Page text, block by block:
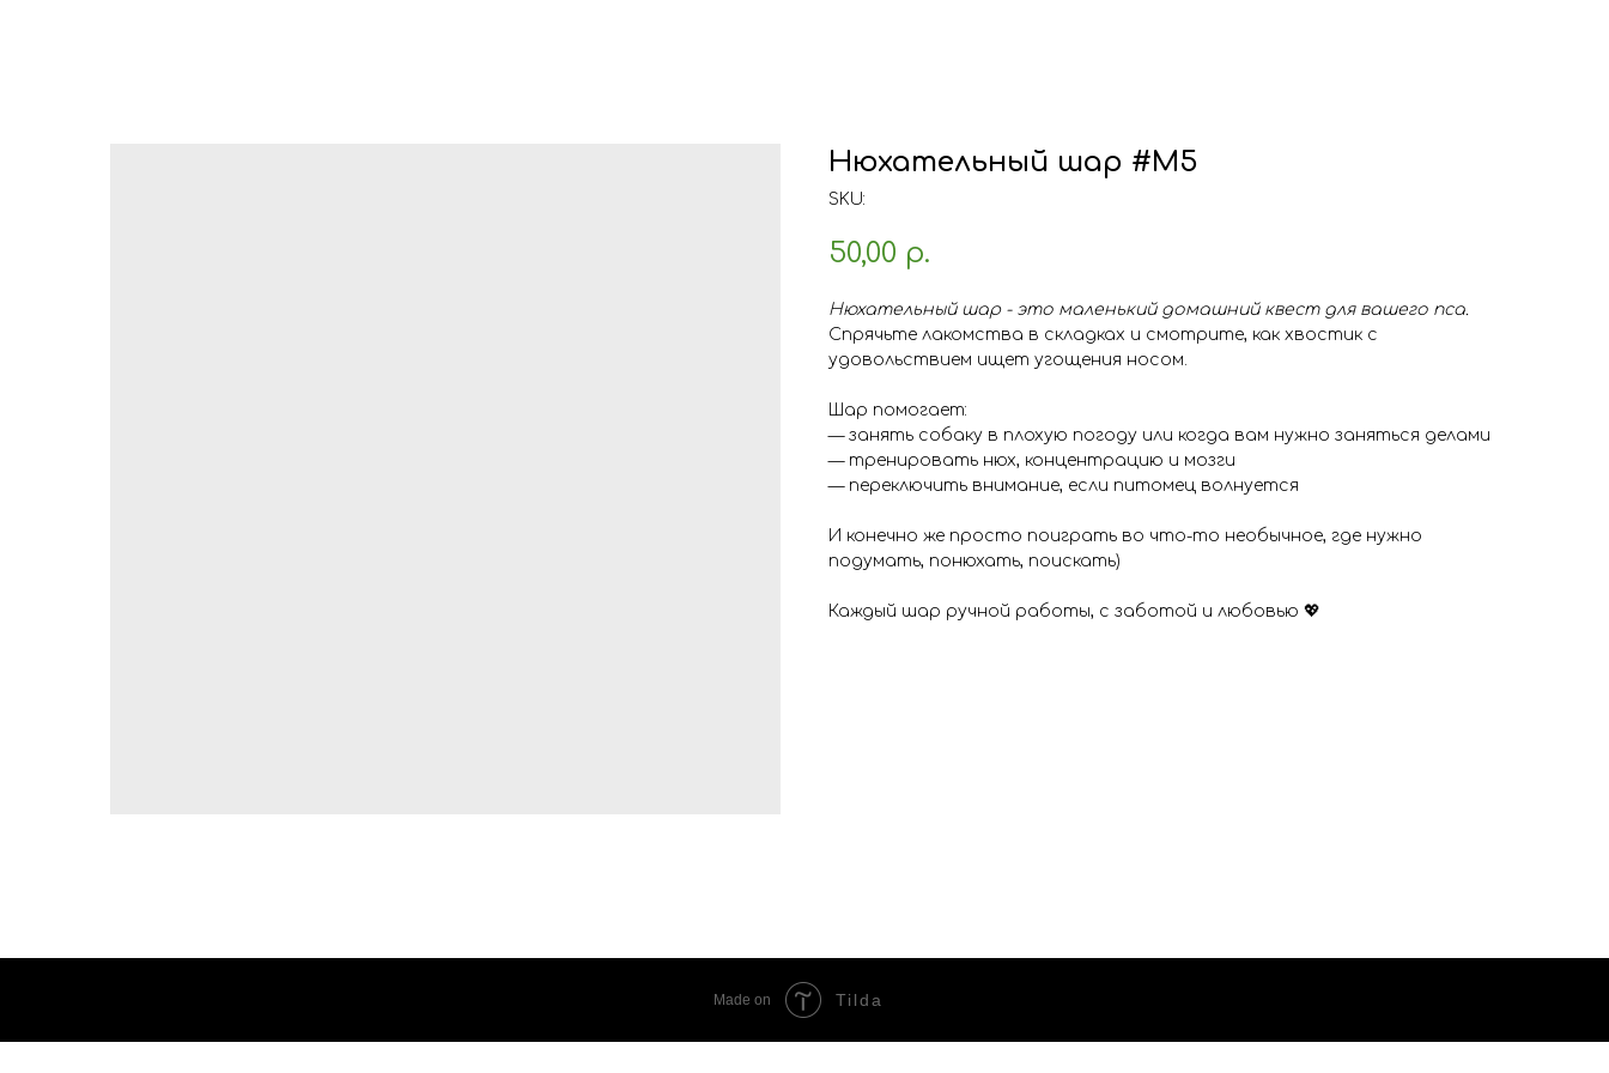
Нюхательный шар #М5
SKU:
50,00 р.
Нюхательный шар - это маленький домашний квест для вашего пса.
Спрячьте лакомства в складках и смотрите, как хвостик с
удовольствием ищет угощения носом.
Шар помогает:
— занять собаку в плохую погоду или когда вам нужно заняться делами
— тренировать нюх, концентрацию и мозги
— переключить внимание, если питомец волнуется
И конечно же просто поиграть во что-то необычное, где нужно
подумать, понюхать, поискать)
Каждый шар ручной работы, с заботой и любовью 💖
Made on Tilda